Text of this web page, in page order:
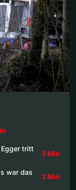
tritt
3 Min
war das
3 Min